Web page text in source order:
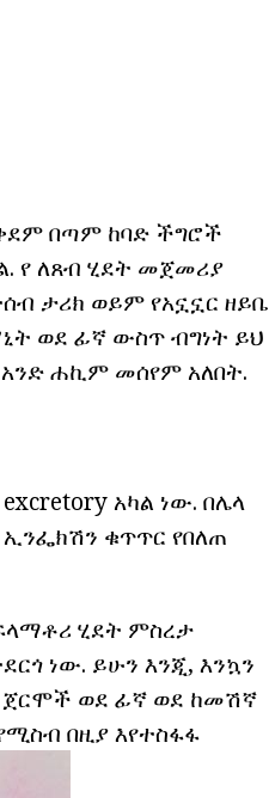
በጣም ከባድ ችግሮች
ለጸብ ሂደት መጀመሪያ
ታሪክ ወይም የአኗኗር ዘይቤ
ወደ ፊኛ ውስጥ ብግነት ይህ
ሐኪም መሰየም አለበት.
አካል ነው. በሌላ
ቁጥጥር የበለጠ
ሂደት ምስረታ
ነው. ይሁን እንጂ, እንኳን
ጀርሞች ወደ ፊኛ ወደ ከመሽኛ
በዚያ እየተስፋፋ